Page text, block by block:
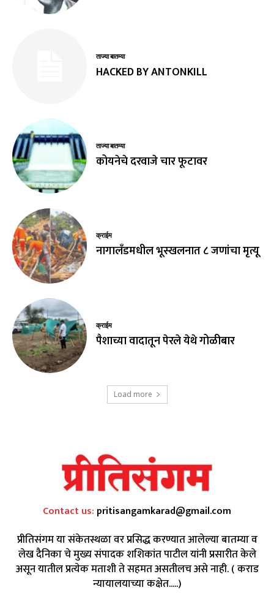
ताज्या बातम्या
HACKED BY ANTONKILL
ताज्या बातम्या
कोयनेचे दरवाजे चार फूटावर
क्राईम
नागालँडमधील भूस्खलनात ८ जणांचा मृत्यू
क्राईम
पैशाच्या वादातून पेरले येथे गोळीबार
Load more
Contact us: pritisangamkarad@gmail.com
प्रीतिसंगम या संकेतस्थळा वर प्रसिद्ध करण्यात आलेल्या बातम्या व
लेख दैनिका चे मुख्य संपादक शशिकांत पाटील यांनी प्रसारीत केले
असून यातील प्रत्येक मताशी ते सहमत असतीलच असे नाही. ( कराड
न्यायालयाच्या कक्षेत.....)